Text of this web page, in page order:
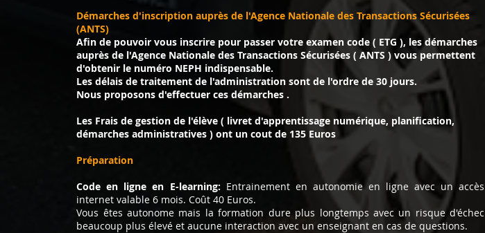
Démarches d'inscription auprès de l'Agence Nationale des Transactions Sécurisées
(ANTS)
Afin de pouvoir vous inscrire pour passer votre examen code ( ETG ), les démarches
auprès de l'Agence Nationale des Transactions Sécurisées ( ANTS ) vous permettent
d'obtenir le numéro NEPH indispensable.
Les délais de traitement de l'administration sont de l'ordre de 30 jours.
Nous proposons d'effectuer ces démarches .
Les Frais de gestion de l'élève ( livret d'apprentissage numérique, planification,
démarches administratives ) ont un cout de 135 Euros
Préparation
Code en ligne en E-learning:Entrainement en autonomie en ligne avec un accès
internet valable 6 mois. Coût 40 Euros.
Vous êtes autonome mais la formation dure plus longtemps avec un risque d'échec
beaucoup plus élevé et aucune interaction avec un enseignant en cas de questions.